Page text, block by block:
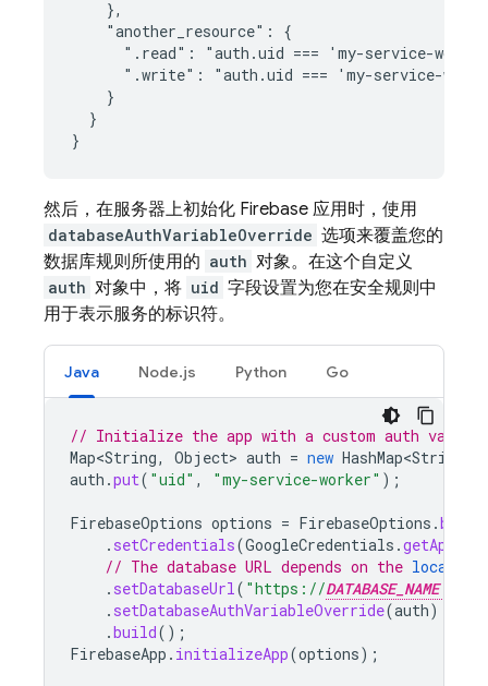
    },
    "another_resource": {
".read": "auth.uid === 'my-service-
".write": "auth.uid === 'my-service-
    }
  }
}
然后，在服务器上初始化 Firebase 应用时，使用
databaseAuthVariableOverride 选项来覆盖您的
数据库规则所使用的 auth 对象。在这个自定义
auth 对象中，将 uid 字段设置为您在安全规则中
用于表示服务的标识符。
Java Node.js Python Go
// Initialize the app with a custom auth
Map<String, Object> auth = new HashMap<String
auth .put( "uid" , "my-service-worker" );
FirebaseOptions options = FirebaseOptions .
. setCredentials(GoogleCredentials .
// The database URL depends on the location
. setDatabaseUrl( "https://DATABASE_NAME
. setDatabaseAuthVariableOverride(auth)
.build();
FirebaseApp . initializeApp(options);